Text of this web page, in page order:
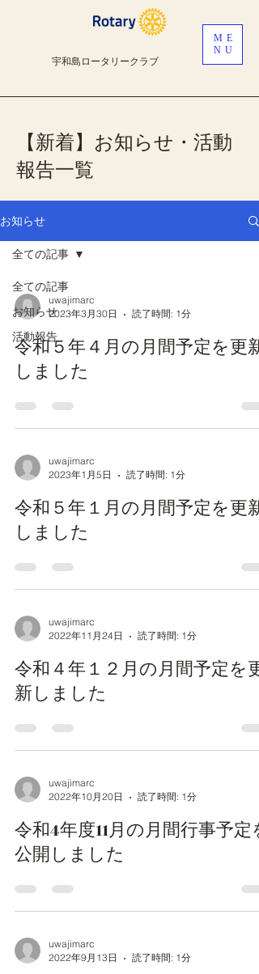
宇和島ロータリークラブ
ME
NU
【新着】お知らせ・活動
報告一覧
お知らせ
全ての記事
お知らせ
活動報告
全ての記事
uwajimarc
2023年3月30日
読了時間: 1分
令和５年４月の月間予定を更新
しました
uwajimarc
2023年1月5日
読了時間: 1分
令和５年１月の月間予定を更新
しました
uwajimarc
2022年11月24日
読了時間: 1分
令和４年１２月の月間予定を更
新しました
uwajimarc
2022年10月20日
読了時間: 1分
令和4年度11月の月間行事予定を
公開しました
uwajimarc
2022年9月13日
読了時間: 1分